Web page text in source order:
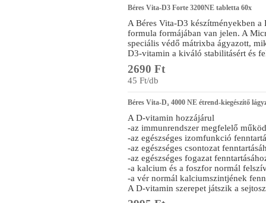
Béres Vita-D3 Forte 3200NE tabletta 60x
A Béres Vita-D3 készítményekben
formula formájában van jelen. A
speciális védő mátrixba ágyazott,
D3-vitamin a kiváló stabilitásért és
2690 Ft
45 Ft/db
Béres Vita-D₃ 4000 NE étrend-kiegészítő
A D-vitamin hozzájárul
-az immunrendszer megfelelő
-az egészséges izomfunkció
-az egészséges csontozat
-az egészséges fogazat
-a kalcium és a foszfor normál
-a vér normál kalciumszintjének
A D-vitamin szerepet játszik a